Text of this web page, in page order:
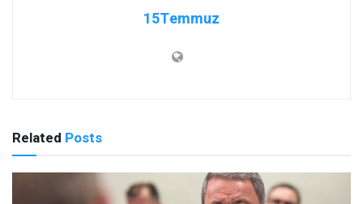
15Temmuz
Related Posts